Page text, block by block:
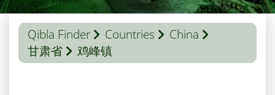
Qibla Finder Countries
China
甘肃省
鸡峰镇